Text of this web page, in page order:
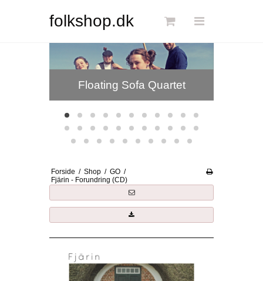
folkshop.dk
DKK
Dansk
Floating Sofa Quartet
Forside / Shop / GO /
Fjärin - Forundring (CD)